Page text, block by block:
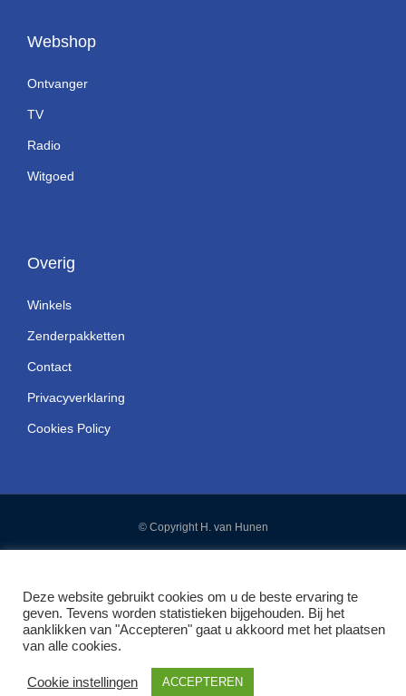
Webshop
Ontvanger
TV
Radio
Witgoed
Overig
Winkels
Zenderpakketten
Contact
Privacyverklaring
Cookies Policy
© Copyright H. van Hunen
Deze website gebruikt cookies om u de beste ervaring te
geven. Tevens worden statistieken bijgehouden. Bij het
aanklikken van "Accepteren" gaat u akkoord met het plaatsen
van alle cookies.
Cookie instellingen ACCEPTEREN